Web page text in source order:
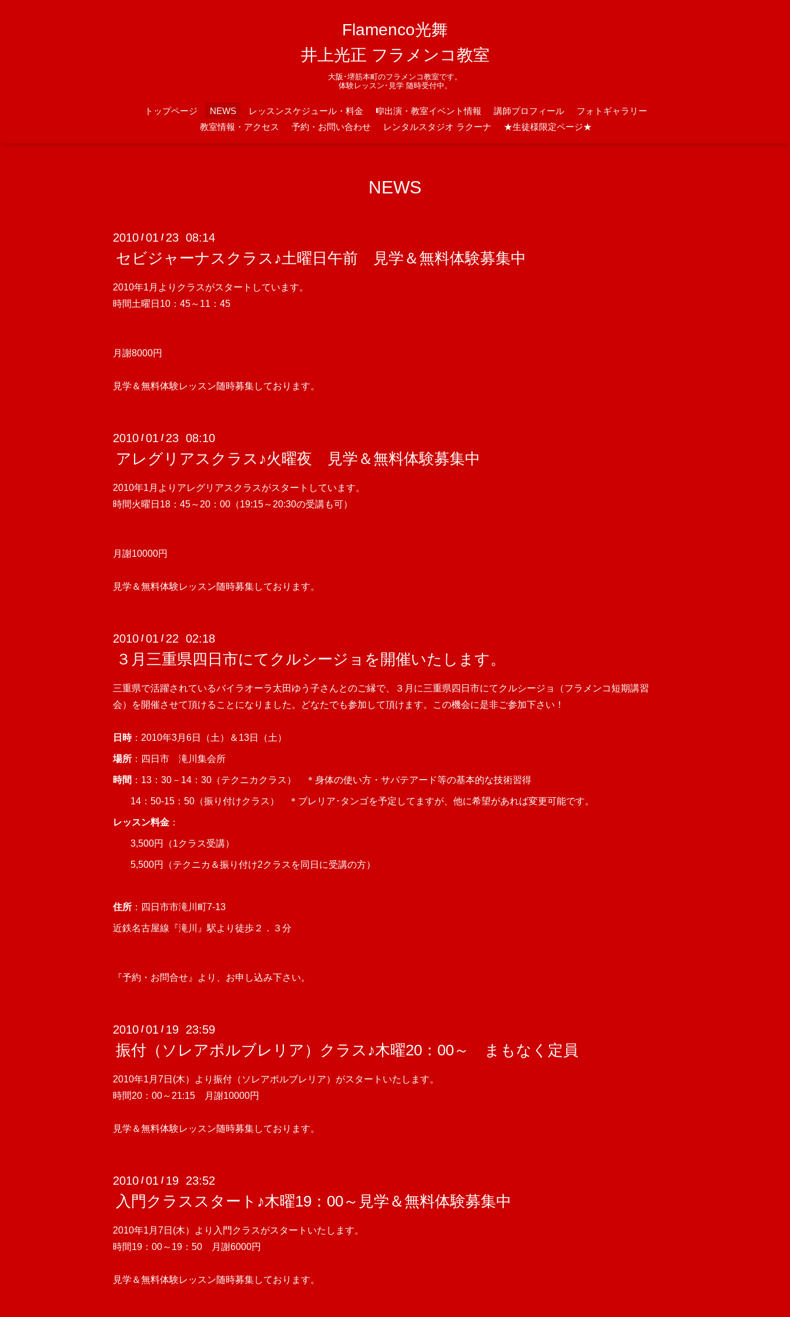
Flamenco光舞
井上光正 フラメンコ教室
大阪･堺筋本町のフラメンコ教室です。
体験レッスン･見学 随時受付中。
トップページ NEWS レッスンスケジュール・料金 🎼出演・教室イベント情報 講師プロフィール
フォトギャラリー
教室情報・アクセス
予約・お問い合わせ レンタルスタジオ ラクーナ ★生徒様限定ページ★
NEWS
2010 /01 / 23 08:14
セビジャーナスクラス♪土曜日午前 見学＆無料体験募集中
2010年1月よりクラスがスタートしています。
時間土曜日10：45～11：45
月謝8000円
見学＆無料体験レッスン随時募集しております。
2010 /01 / 23 08:10
アレグリアスクラス♪火曜夜 見学＆無料体験募集中
2010年1月よりアレグリアスクラスがスタートしています。
時間火曜日18：45～20：00（19:15～20:30の受講も可）
月謝10000円
見学＆無料体験レッスン随時募集しております。
2010 /01 / 22 02:18
３月三重県四日市にてクルシージョを開催いたします。
三重県で活躍されているバイラオーラ太田ゆう子さんとのご縁で、３月に三重県四日市にてクルシージョ（フラメンコ短期講習
会）を開催させて頂けることになりました。どなたでも参加して頂けます。この機会に是非ご参加下さい！
日時：2010年3月6日（土）＆13日（土）
場所 ：四日市 滝川集会所
時間 ：13：30－14：30（テクニカクラス） ＊身体の使い方・サパテアード等の基本的な技術習得
14：50-15：50（振り付けクラス） ＊ブレリア･タンゴを予定してますが、他に希望があれば変更可能です。
レッスン料金 ：
3,500円（1クラス受講）
5,500円（テクニカ＆振り付け2クラスを同日に受講の方）
住所 ：四日市市滝川町7-13
近鉄名古屋線『滝川』駅より徒歩２．３分
『予約・お問合せ』より、お申し込み下さい。
2010 /01 / 19 23:59
振付（ソレアポルブレリア）クラス♪木曜20：00～ まもなく定員
2010年1月7日(木）より振付（ソレアポルブレリア）がスタートいたします。
時間20：00～21:15 月謝10000円
見学＆無料体験レッスン随時募集しております。
2010 /01 / 19 23:52
入門クラススタート♪木曜19：00～見学＆無料体験募集中
2010年1月7日(木）より入門クラスがスタートいたします。
時間19：00～19：50 月謝6000円
見学＆無料体験レッスン随時募集しております。